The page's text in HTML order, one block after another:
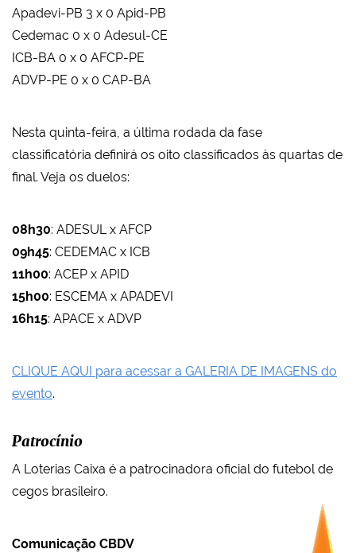
Apadevi-PB 3 x 0 Apid-PB
Cedemac 0 x 0 Adesul-CE
ICB-BA 0 x 0 AFCP-PE
ADVP-PE 0 x 0 CAP-BA
Nesta quinta-feira, a última rodada da fase
classificatória definirá os oito classificados às quartas de
final. Veja os duelos:
08h30: ADESUL x AFCP
09h45: CEDEMAC x ICB
11h00: ACEP x APID
15h00: ESCEMA x APADEVI
16h15: APACE x ADVP
CLIQUE AQUI para acessar a GALERIA DE IMAGENS do
evento.
Patrocínio
A Loterias Caixa é a patrocinadora oficial do futebol de
cegos brasileiro.
Comunicação CBDV